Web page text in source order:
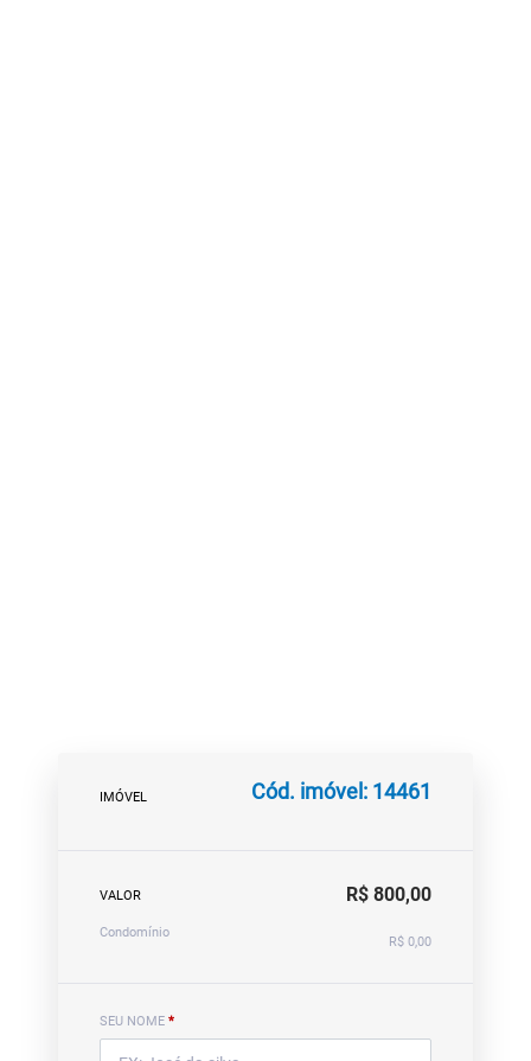
IMÓVEL Cód. imóvel: 14461
VALOR R$ 800,00
Condomínio
R$ 0,00
SEU NOME *